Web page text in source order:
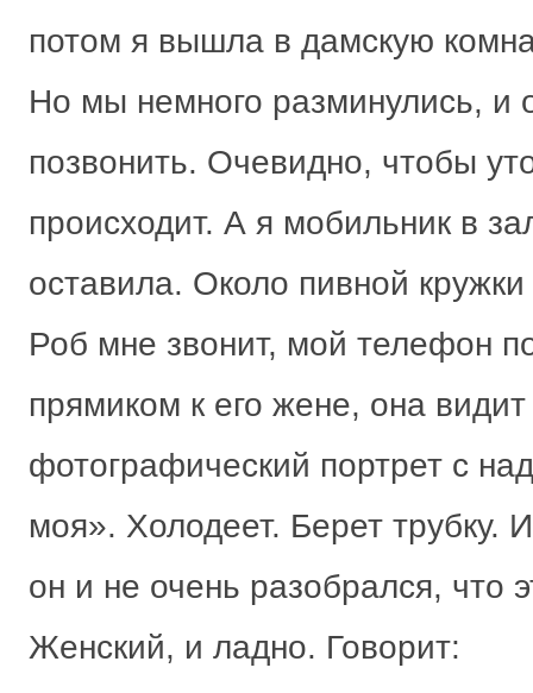
потом я вышла в дамскую
Но мы немного разминулись, и
позвонить. Очевидно, чтобы
происходит. А я мобильник в
оставила. Около пивной
Роб мне звонит, мой телефон
прямиком к его жене, она
фотографический портрет с
моя». Холодеет. Берет трубку.
он и не очень разобрался, что
Женский, и ладно. Говорит: